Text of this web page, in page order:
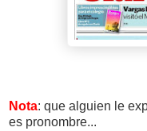
Nota: que alguien le
es pronombre...